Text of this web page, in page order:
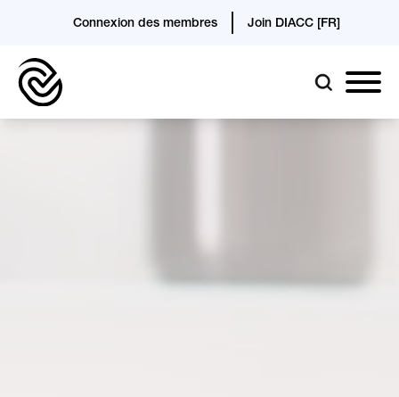
Connexion des membres Join DIACC [FR]